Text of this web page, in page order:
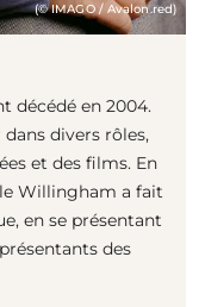
(© IMAGO / Avalon.red)
décédé en 2004.
divers rôles,
et des films. En
Willingham a fait
en se présentant
des